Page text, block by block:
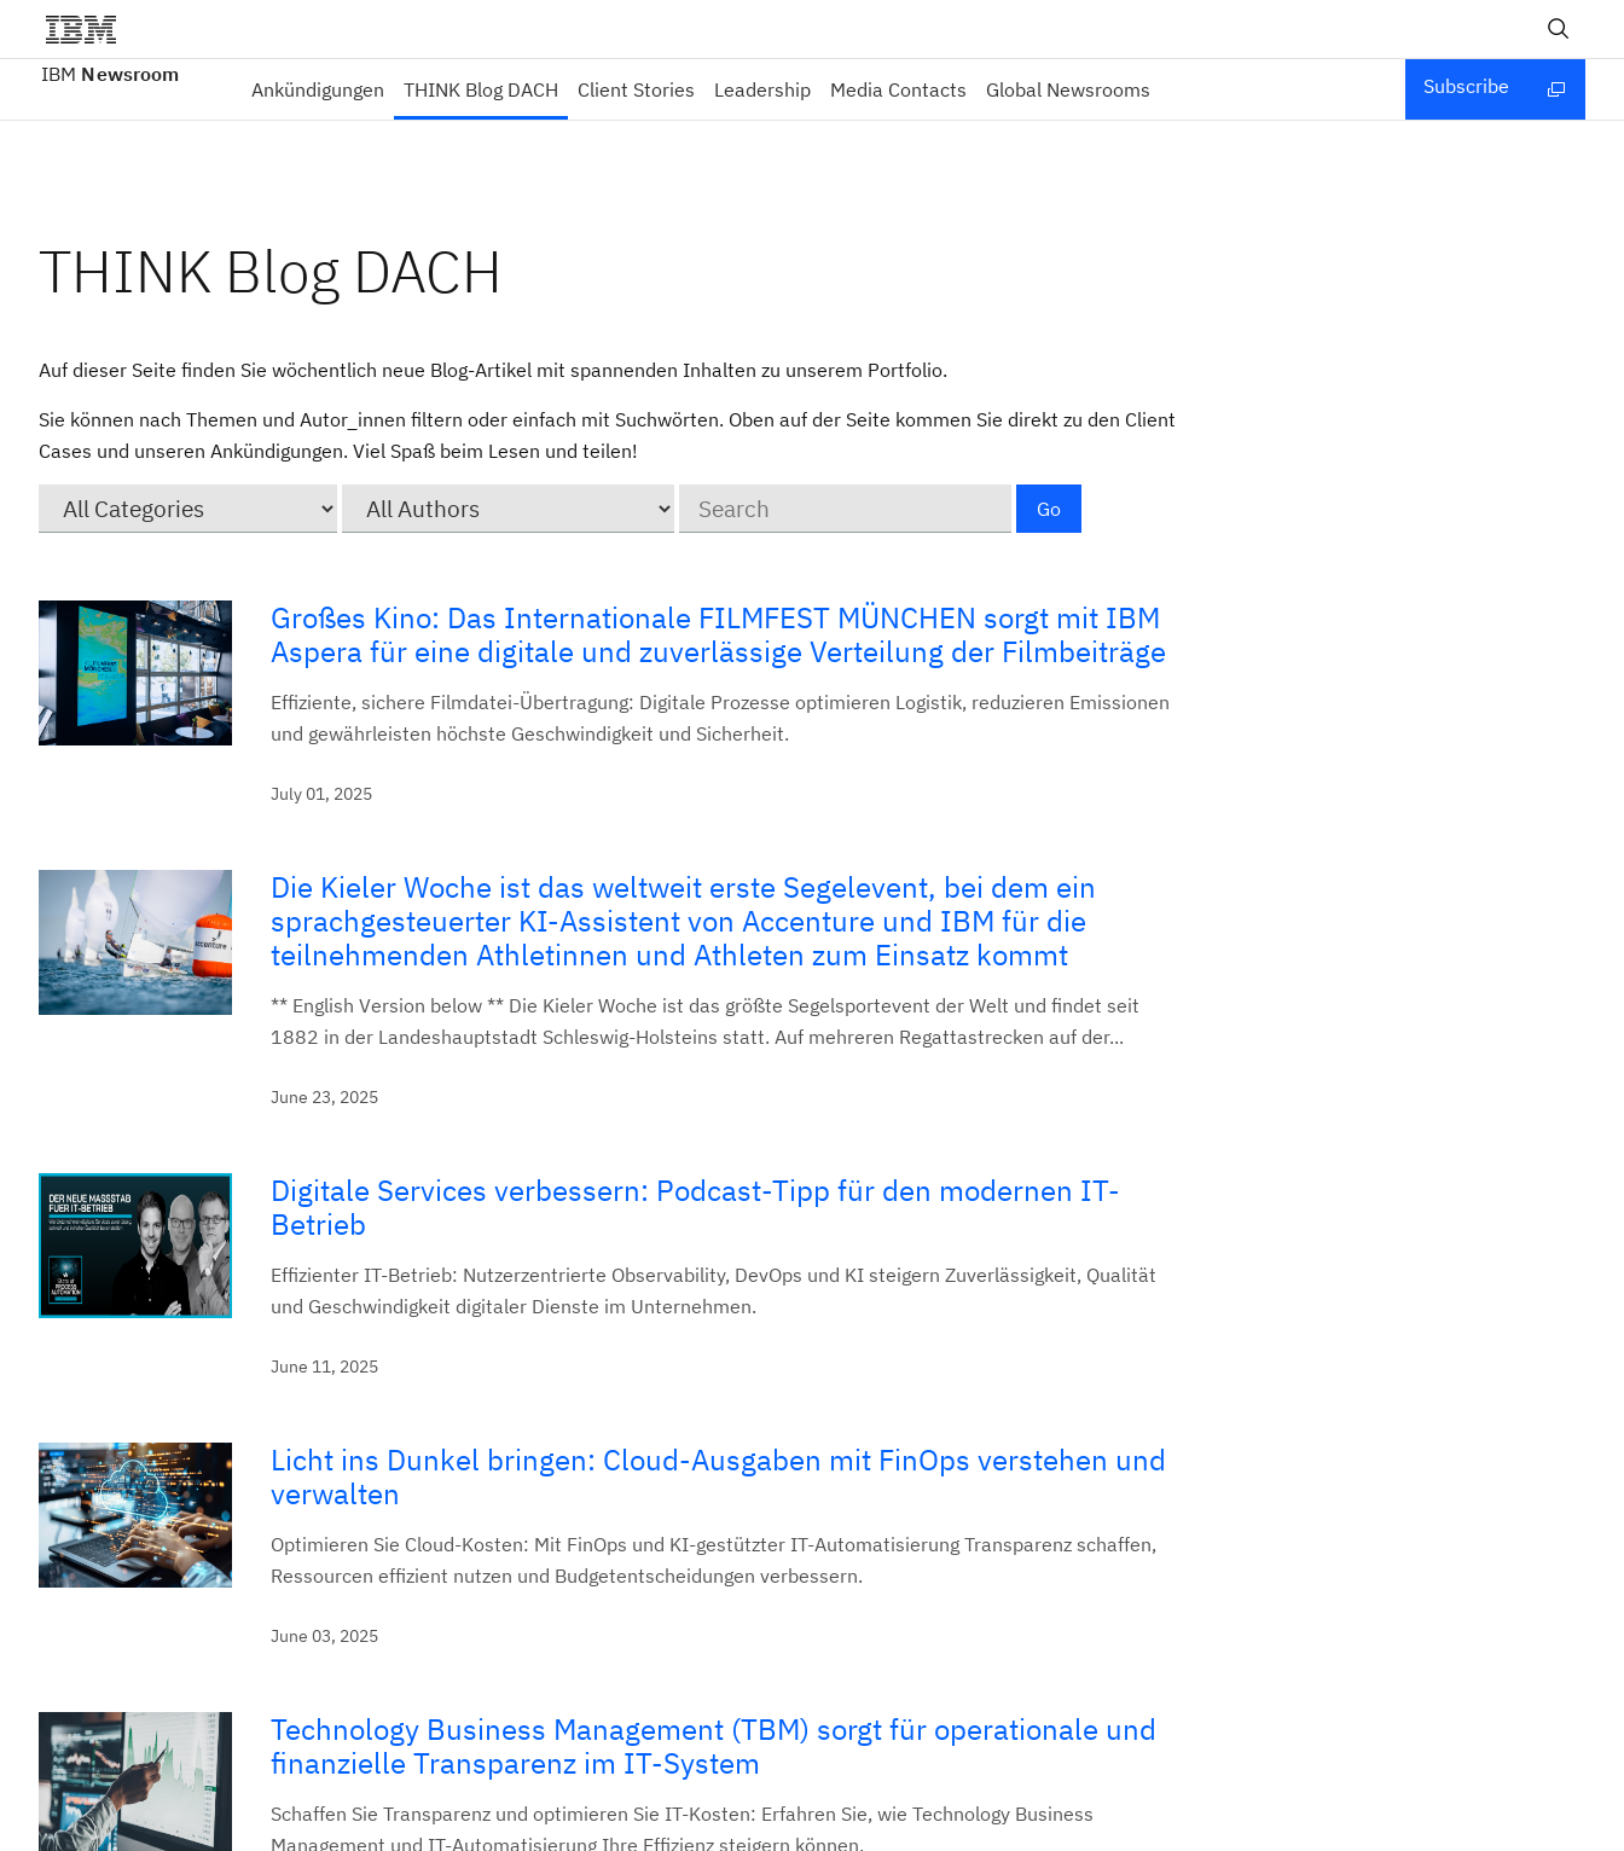
IBM Newsroom
Ankündigungen THINK Blog DACH Client Stories Leadership Media Contacts Global Newsrooms Subscribe
THINK Blog DACH
Auf dieser Seite finden Sie wöchentlich neue Blog-Artikel mit spannenden Inhalten zu unserem Portfolio.
Sie können nach Themen und Autor_innen filtern oder einfach mit Suchwörten. Oben auf der Seite kommen Sie direkt zu den Client
Cases und unseren Ankündigungen. Viel Spaß beim Lesen und teilen!
Go
Großes Kino: Das Internationale FILMFEST MÜNCHEN sorgt mit IBM
Aspera für eine digitale und zuverlässige Verteilung der Filmbeiträge
Effiziente, sichere Filmdatei-Übertragung: Digitale Prozesse optimieren Logistik, reduzieren Emissionen
und gewährleisten höchste Geschwindigkeit und Sicherheit.
July 01, 2025
Die Kieler Woche ist das weltweit erste Segelevent, bei dem ein
sprachgesteuerter KI-Assistent von Accenture und IBM für die
teilnehmenden Athletinnen und Athleten zum Einsatz kommt
** English Version below ** Die Kieler Woche ist das größte Segelsportevent der Welt und findet seit
1882 in der Landeshauptstadt Schleswig-Holsteins statt. Auf mehreren Regattastrecken auf der...
June 23, 2025
Digitale Services verbessern: Podcast-Tipp für den modernen IT-
Betrieb
Effizienter IT-Betrieb: Nutzerzentrierte Observability, DevOps und KI steigern Zuverlässigkeit, Qualität
und Geschwindigkeit digitaler Dienste im Unternehmen.
June 11, 2025
Licht ins Dunkel bringen: Cloud-Ausgaben mit FinOps verstehen und
verwalten
Optimieren Sie Cloud-Kosten: Mit FinOps und KI-gestützter IT-Automatisierung Transparenz schaffen,
Ressourcen effizient nutzen und Budgetentscheidungen verbessern.
June 03, 2025
Technology Business Management (TBM) sorgt für operationale und
finanzielle Transparenz im IT-System
Schaffen Sie Transparenz und optimieren Sie IT-Kosten: Erfahren Sie, wie Technology Business
Management und IT-Automatisierung Ihre Effizienz steigern können.